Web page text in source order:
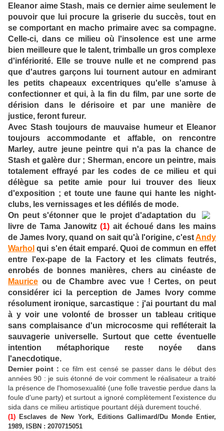
Eleanor aime Stash, mais ce dernier aime seulement le
pouvoir que lui procure la griserie du succès, tout en
se comportant en macho primaire avec sa compagne.
Celle-ci, dans ce milieu où l'insolence est une arme
bien meilleure que le talent, trimballe un gros complexe
d'infériorité. Elle se trouve nulle et ne comprend pas
que d'autres garçons lui tournent autour en admirant
les petits chapeaux excentriques qu'elle s'amuse à
confectionner et qui, à la fin du film, par une sorte de
dérision dans le dérisoire et par une manière de
justice, feront fureur.
Avec Stash toujours de mauvaise humeur et Eleanor
toujours accommodante et affable, on rencontre
Marley, autre jeune peintre qui n'a pas la chance de
Stash et galère dur ; Sherman, encore un peintre, mais
totalement effrayé par les codes de ce milieu et qui
délègue sa petite amie pour lui trouver des lieux
d'exposition ; et toute une faune qui hante les night-
clubs, les vernissages et les défilés de mode.
On peut s'étonner que le projet d'adaptation du
livre de Tama Janowitz(1) ait échoué dans les mains
de James Ivory, quand on sait qu'à l'origine, c'estAndy
Warhol qui s'en était emparé. Quoi de commun en effet
entre l'ex-pape de la Factory et les climats feutrés,
enrobés de bonnes manières, chers au cinéaste de
Maurice ou de Chambre avec vue ! Certes, on peut
considérer ici la perception de James Ivory comme
résolument ironique, sarcastique : j'ai pourtant du mal
à y voir une volonté de brosser un tableau critique
sans complaisance d'un microcosme qui refléterait la
sauvagerie universelle. Surtout que cette éventuelle
intention métaphorique reste noyée dans
l'anecdotique.
Dernier point : ce film est censé se passer dans le début des
années 90 : je suis étonné de voir comment le réalisateur a traité
la présence de l'homosexualité (une folle travestie perdue dans la
foule d'une party) et surtout a ignoré complètement l'existence du
sida dans ce milieu artistique pourtant déjà durement touché.
(1) Esclaves de New York, Editions Gallimard/Du Monde Entier,
1989, ISBN : 2070715051